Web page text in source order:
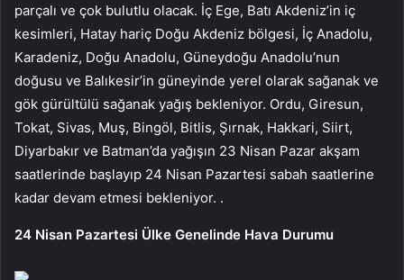
parçalı ve çok bulutlu olacak. İç Ege, Batı Akdeniz’in iç
kesimleri, Hatay hariç Doğu Akdeniz bölgesi, İç Anadolu,
Karadeniz, Doğu Anadolu, Güneydoğu Anadolu’nun
doğusu ve Balıkesir’in güneyinde yerel olarak sağanak ve
gök gürültülü sağanak yağış bekleniyor. Ordu, Giresun,
Tokat, Sivas, Muş, Bingöl, Bitlis, Şırnak, Hakkari, Siirt,
Diyarbakır ve Batman’da yağışın 23 Nisan Pazar akşam
saatlerinde başlayıp 24 Nisan Pazartesi sabah saatlerine
kadar devam etmesi bekleniyor. .
24 Nisan Pazartesi Ülke Genelinde Hava Durumu